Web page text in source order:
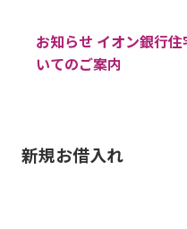
お知らせ イオン銀行
いてのご案内
新規お借入れ